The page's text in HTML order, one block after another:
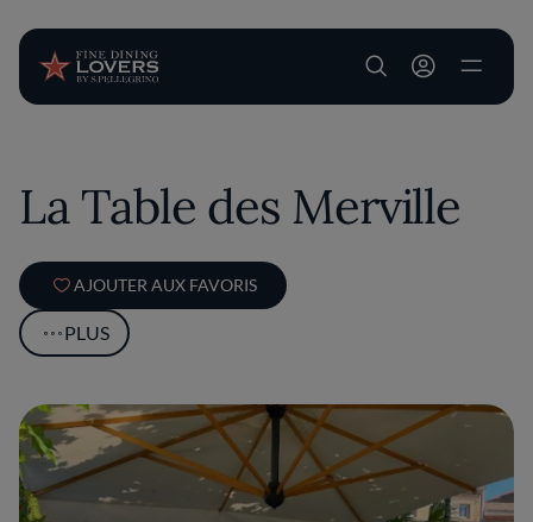
User account
La Table des Merville
AJOUTER AUX FAVORIS
PLUS